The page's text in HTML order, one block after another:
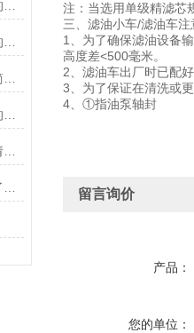
程控工频耐压试验装置的一些问题简单简述
承装（修、试）电力设施许可证申请条件
注：当选用单级精滤
三、滤油小车/滤油车注
1、为了确保滤油设备
高度差<500毫米。
2、滤油车出厂时已配
3、为了保证在清洗或
4、①指油泵轴封
留言询价
产品：
您的单位：